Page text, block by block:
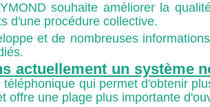
souhaite améliorer la
d'une procédure collective.
et de nombreuses
actuellement un système
téléphonique qui permet d'obtenir
offre une plage plus importante